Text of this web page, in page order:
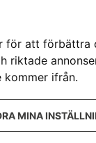
för att förbättra
riktade
ifrån.
MINA
Husqvarna
700